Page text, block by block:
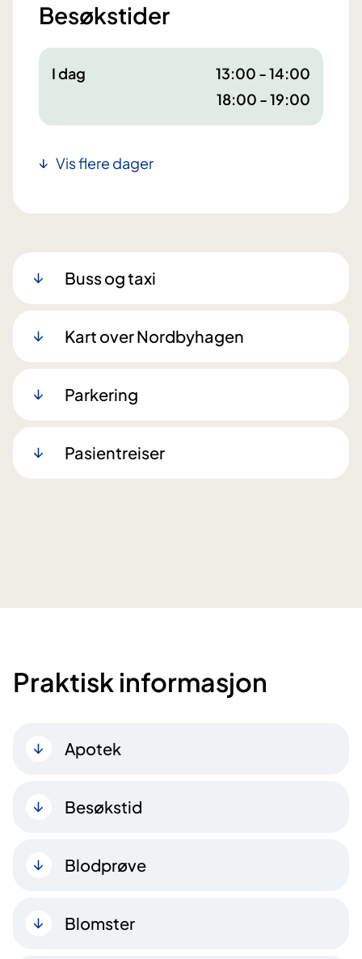
Besøkstider
I dag
13:00 - 14:00
18:00 - 19:00
Vis flere dager
Buss og taxi
Kart over Nordbyhagen
Parkering
Pasientreiser
Praktisk informasjon
Apotek
Besøkstid
Blodprøve
Blomster